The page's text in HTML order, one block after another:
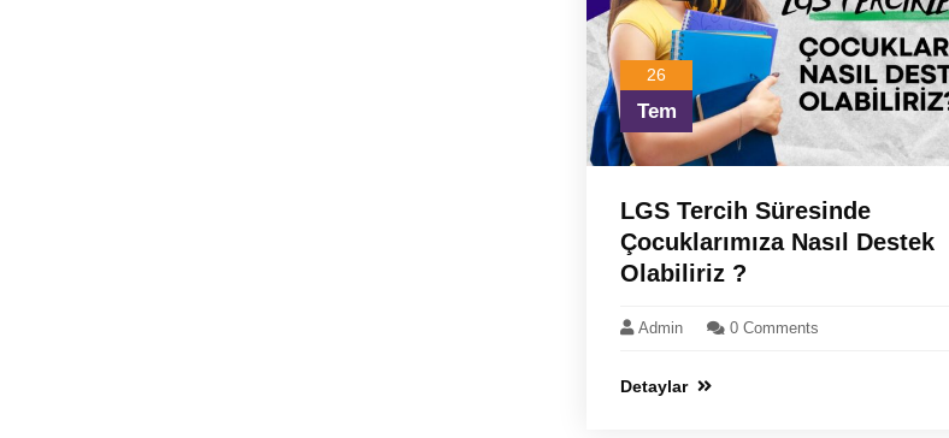
26
Tem
LGS Tercih Süresinde
Çocuklarımıza Nasıl Destek
Olabiliriz ?
Admin 0 Comments
Detaylar